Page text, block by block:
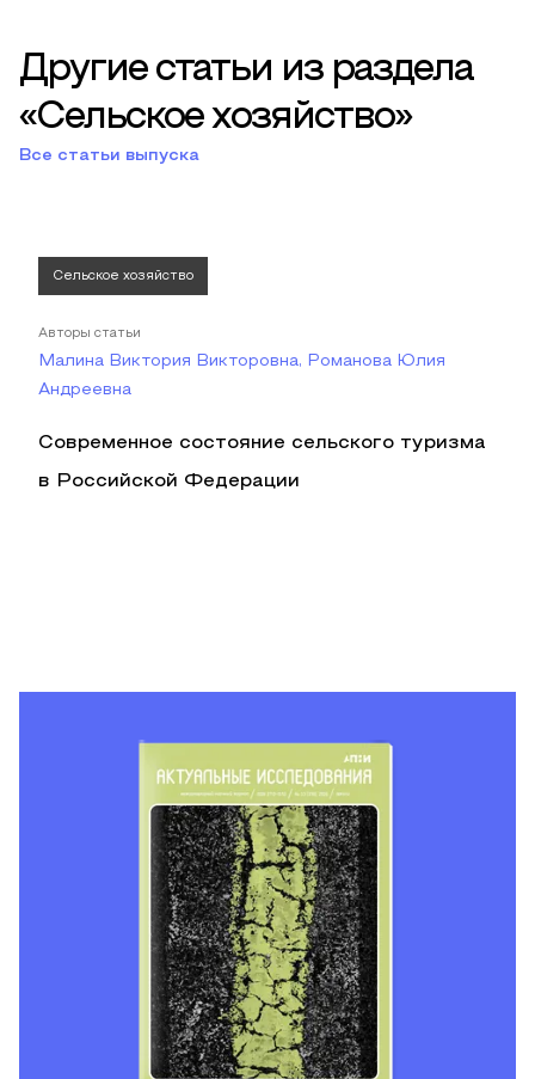
Другие статьи из раздела
«Сельское хозяйство»
Все статьи выпуска
Сельское хозяйство
Авторы статьи
Малина Виктория Викторовна, Романова Юлия
Андреевна
Современное состояние сельского туризма
в Российской Федерации